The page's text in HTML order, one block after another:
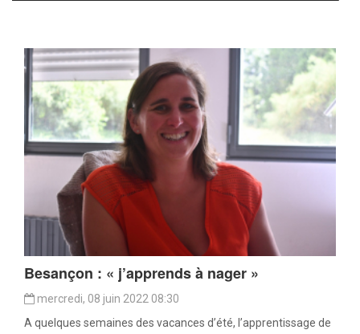
Besançon : « j’apprends à nager »
mercredi, 08 juin 2022 08:30
A quelques semaines des vacances d’été, l’apprentissage de